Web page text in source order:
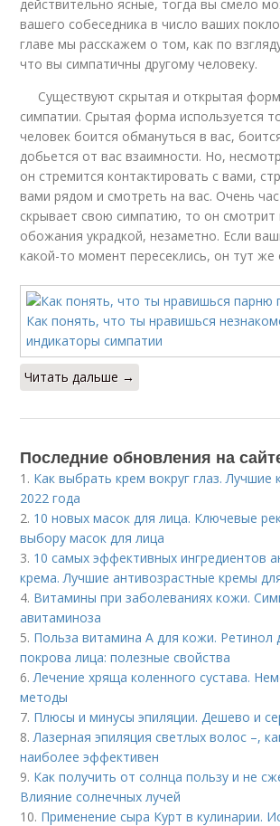
действительно ясные, тогда вы смело
вашего собеседника в число ваших
главе мы расскажем о том, как по
что вы симпатичны другому человеку.
Существуют скрытая и открытая
симпатии. Срытая форма используется
человек боится обмануться в вас,
добьется от вас взаимности. Но,
он стремится контактировать с вами,
вами рядом и смотреть на вас. Очень
скрывает свою симпатию, то он смотрит
обожания украдкой, незаметно. Если
какой-то момент пересеклись, он тут же
Читать дальше →
Последние обновления на
1. Как выбрать крем вокруг глаз. Лучшие
2022 года
2. 10 новых масок для лица. Ключевые
выбору масок для лица
3. 10 самых эффективных ингредиентов
крема. Лучшие антивозрастные кремы
4. Витамины при заболеваниях кожи.
авитаминоза
5. Польза витамина А для кожи. Ретинол
покрова лица: полезные свойства
6.Лечение хряща коленного сустава.
методы
7. Плюсы и минусы эпиляции. Дешево и
8.Лазерная эпиляция светлых волос –,
наиболее эффективен
9. Как получить от солнца пользу и не
Влияние солнечных лучей
10. Применение сыра Курт в кулинарии.